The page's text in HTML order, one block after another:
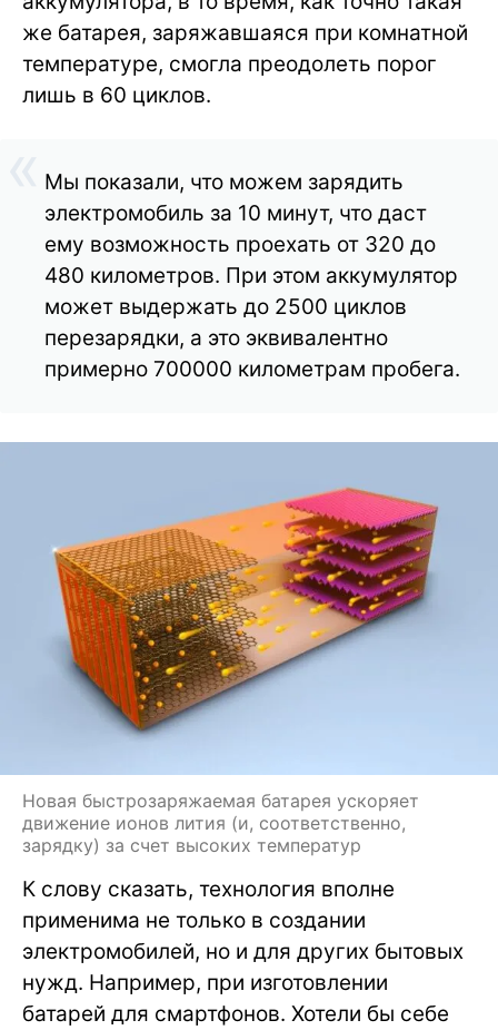
же батарея, заряжавшаяся при комнатной
температуре, смогла преодолеть порог
лишь в 60 циклов.
Мы показали, что можем зарядить
электромобиль за 10 минут, что даст
ему возможность проехать от 320 до
480 километров. При этом аккумулятор
может выдержать до 2500 циклов
перезарядки, а это эквивалентно
примерно 700000 километрам пробега.
Новая быстрозаряжаемая батарея ускоряет
движение ионов лития (и, соответственно,
зарядку) за счет высоких температур
К слову сказать, технология вполне
применима не только в создании
электромобилей, но и для других бытовых
нужд. Например, при изготовлении
батарей для смартфонов. Хотели бы себе